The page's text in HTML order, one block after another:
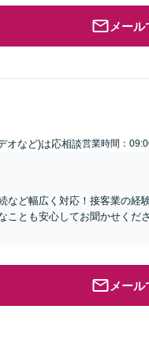
メー
オなど)は応相談営業時間：
など幅広く対応！接客業の経
とも安心してお聞かせくだ
メー